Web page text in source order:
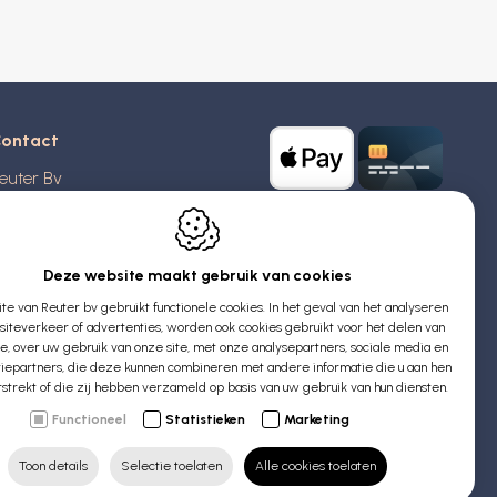
Bv
BE 0426 727 348
info@evyssecrets.com
Deze website maakt gebruik van cookies
van Reuter bv gebruikt functionele cookies. In het geval van het analyseren
of advertenties, worden ook cookies gebruikt voor het delen van
over uw gebruik van onze site, met onze analysepartners, sociale media en
die deze kunnen combineren met andere informatie die u aan hen
of die zij hebben verzameld op basis van uw gebruik van hun diensten.
Functioneel Statistieken Marketing
Toon details Selectie toelaten Alle cookies toelaten